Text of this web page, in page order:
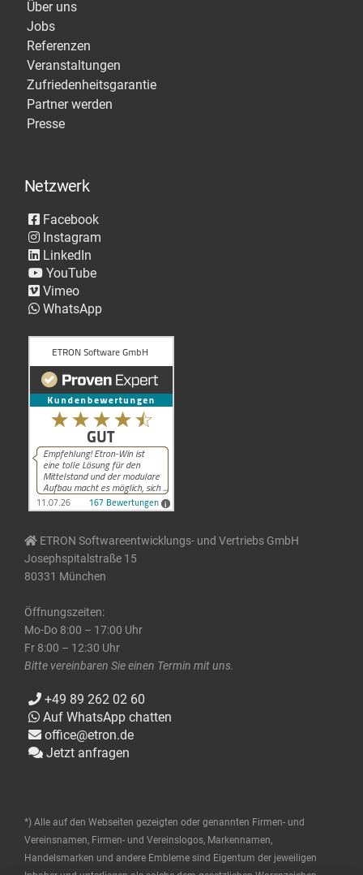
Über uns
Jobs
Referenzen
Veranstaltungen
Zufriedenheitsgarantie
Partner werden
Presse
Netzwerk
Facebook
Instagram
LinkedIn
YouTube
Vimeo
WhatsApp
ETRON Softwareentwicklungs- und Vertriebs GmbH
Josephspitalstraße 15
80331 München
Öffnungszeiten:
Mo-Do 8:00 – 17:00 Uhr
Fr 8:00 – 12:30 Uhr
Bitte vereinbaren Sie einen Termin mit uns.
+49 89 262 02 60
Auf WhatsApp chatten
office@etron.de
Jetzt anfragen
*) Alle auf den Webseiten gezeigten oder genannten Firmen- und
Vereinsnamen, Firmen- und Vereinslogos, Markennamen,
Handelsmarken und andere Embleme sind Eigentum der jeweiligen